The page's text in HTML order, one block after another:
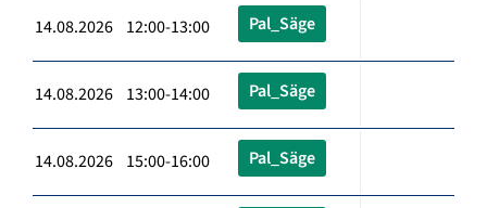
14.08.2026 12:00-13:00 Pal_Säge
14.08.2026 13:00-14:00 Pal_Säge
14.08.2026 15:00-16:00 Pal_Säge